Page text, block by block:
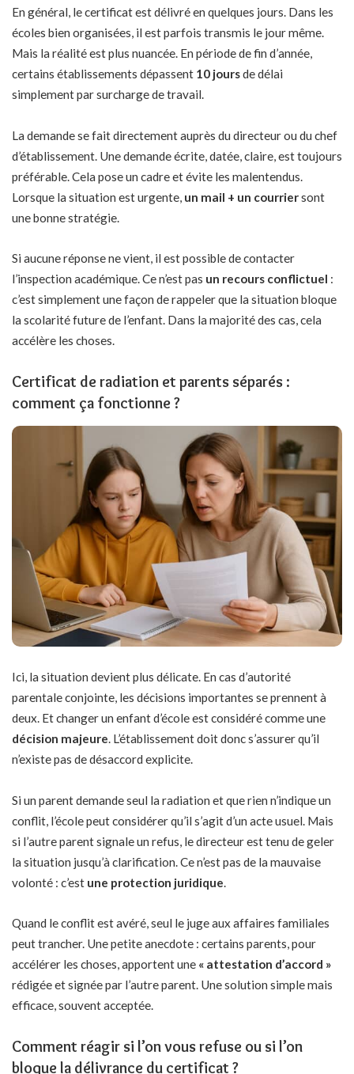
En général, le certificat est délivré en quelques jours. Dans les
écoles bien organisées, il est parfois transmis le jour même.
Mais la réalité est plus nuancée. En période de fin d’année,
certains établissements dépassent 10 joursde délai
simplement par surcharge de travail.
La demande se fait directement auprès du directeur ou du chef
d’établissement. Une demande écrite, datée, claire, est toujours
préférable. Cela pose un cadre et évite les malentendus.
Lorsque la situation est urgente, un mail + un courriersont
une bonne stratégie.
Si aucune réponse ne vient, il est possible de contacter
l’inspection académique. Ce n’est pas un recours conflictuel :
c’est simplement une façon de rappeler que la situation bloque
la scolarité future de l’enfant. Dans la majorité des cas, cela
accélère les choses.
Certificat de radiation et parents séparés :
comment ça fonctionne ?
Ici, la situation devient plus délicate. En cas d’autorité
parentale conjointe, les décisions importantes se prennent à
deux. Etchanger un enfant d’écoleest considéré comme une
décision majeure. L’établissement doit donc s’assurer qu’il
n’existe pas de désaccord explicite.
Si un parent demande seul la radiation et que rien n’indique un
conflit, l’école peut considérer qu’il s’agit d’un acte usuel. Mais
si l’autre parent signale un refus, le directeur est tenu de geler
la situation jusqu’à clarification. Ce n’est pas de la mauvaise
volonté : c’est une protection juridique.
Quand le conflit est avéré, seul le juge aux affaires familiales
peut trancher. Une petite anecdote : certains parents, pour
accélérer les choses, apportent une « attestation d’accord »
rédigée et signée par l’autre parent. Une solution simple mais
efficace, souvent acceptée.
Comment réagir si l’on vous refuse ou si l’on
bloque la délivrance du certificat ?